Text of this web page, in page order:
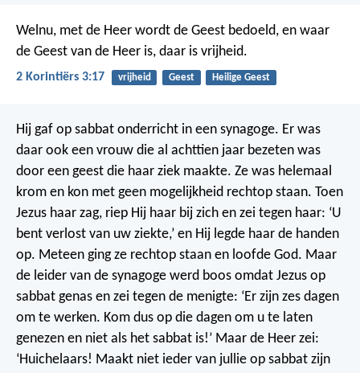
Welnu, met de Heer wordt de Geest bedoeld, en waar
de Geest van de Heer is, daar is vrijheid.
2 Korintiërs 3:17 vrijheid Geest Heilige Geest
Hij gaf op sabbat onderricht in een synagoge. Er was
daar ook een vrouw die al achttien jaar bezeten was
door een geest die haar ziek maakte. Ze was helemaal
krom en kon met geen mogelijkheid rechtop staan. Toen
Jezus haar zag, riep Hij haar bij zich en zei tegen haar: ‘U
bent verlost van uw ziekte,’ en Hij legde haar de handen
op. Meteen ging ze rechtop staan en loofde God. Maar
de leider van de synagoge werd boos omdat Jezus op
sabbat genas en zei tegen de menigte: ‘Er zijn zes dagen
om te werken. Kom dus op die dagen om u te laten
genezen en niet als het sabbat is!’ Maar de Heer zei:
‘Huichelaars! Maakt niet ieder van jullie op sabbat zijn